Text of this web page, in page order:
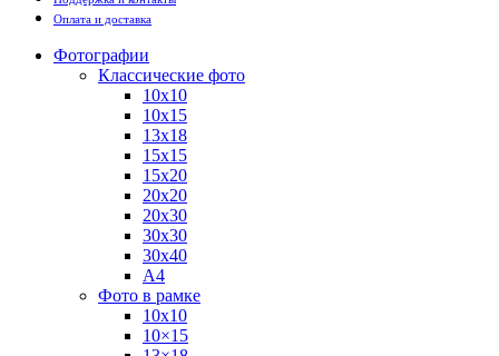
Оплата и доставка
Фотографии
Классические фото
10х10
10х15
13х18
15х15
15х20
20х20
20х30
30х30
30х40
А4
Фото в рамке
10х10
10×15